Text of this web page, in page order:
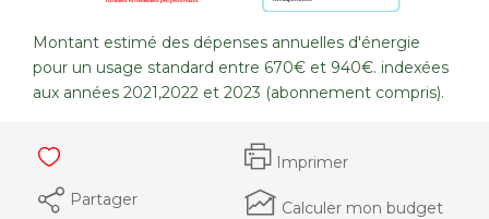
Montant estimé des dépenses annuelles d'énergie
pour un usage standard entre 670€ et 940€. indexées
aux années 2021,2022 et 2023 (abonnement compris).
Imprimer
Partager
Calculer mon budget